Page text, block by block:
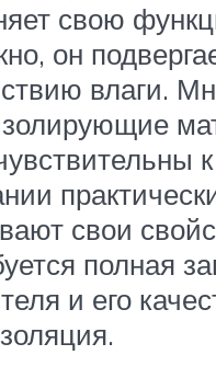
свою
он
влаги.
свои
полная
и его